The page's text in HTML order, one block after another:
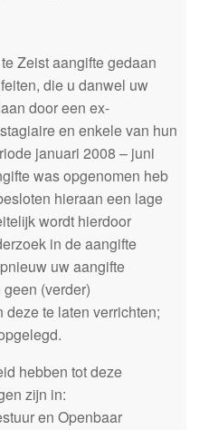
Zeist aangifte gedaan
die u danwel uw
door een ex-
en enkele van hun
januari 2008 – juni
was opgenomen heb
hieraan een lage
wordt hierdoor
in de aangifte
uw aangifte
(verder)
te laten verrichten;
hebben tot deze
zijn in:
en Openbaar